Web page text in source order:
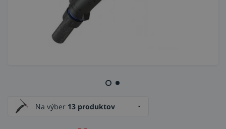
Na výber 13 produktov